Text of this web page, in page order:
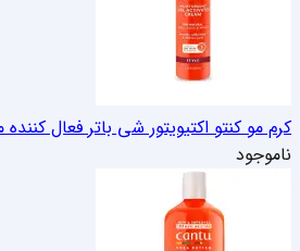
کرم مو کنتو اکتیویتور شی باتر فعال
ناموجود